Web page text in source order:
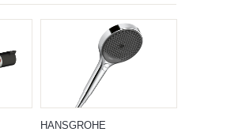
HANSGROHE